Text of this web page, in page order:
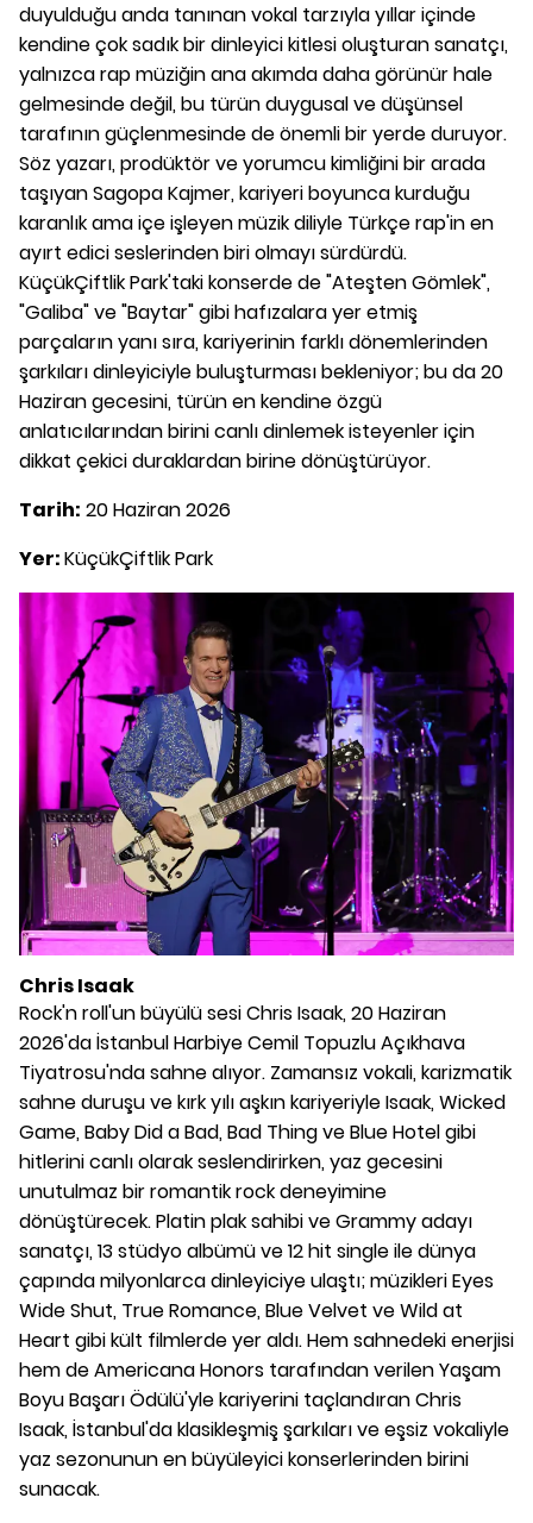
duyulduğu anda tanınan vokal tarzıyla yıllar içinde
kendine çok sadık bir dinleyici kitlesi oluşturan sanatçı,
yalnızca rap müziğin ana akımda daha görünür hale
gelmesinde değil, bu türün duygusal ve düşünsel
tarafının güçlenmesinde de önemli bir yerde duruyor.
Söz yazarı, prodüktör ve yorumcu kimliğini bir arada
taşıyan Sagopa Kajmer, kariyeri boyunca kurduğu
karanlık ama içe işleyen müzik diliyle Türkçe rap'in en
ayırt edici seslerinden biri olmayı sürdürdü.
KüçükÇiftlik Park'taki konserde de "Ateşten Gömlek",
"Galiba" ve "Baytar" gibi hafızalara yer etmiş
parçaların yanı sıra, kariyerinin farklı dönemlerinden
şarkıları dinleyiciyle buluşturması bekleniyor; bu da 20
Haziran gecesini, türün en kendine özgü
anlatıcılarından birini canlı dinlemek isteyenler için
dikkat çekici duraklardan birine dönüştürüyor.
Tarih: 20 Haziran 2026
Yer:KüçükÇiftlik Park
Chris Isaak
Rock'n roll'un büyülü sesi Chris Isaak, 20 Haziran
2026'da İstanbul Harbiye Cemil Topuzlu Açıkhava
Tiyatrosu'nda sahne alıyor. Zamansız vokali, karizmatik
sahne duruşu ve kırk yılı aşkın kariyeriyle Isaak, Wicked
Game, Baby Did a Bad, Bad Thing ve Blue Hotel gibi
hitlerini canlı olarak seslendirirken, yaz gecesini
unutulmaz bir romantik rock deneyimine
dönüştürecek. Platin plak sahibi ve Grammy adayı
sanatçı, 13 stüdyo albümü ve 12 hit single ile dünya
çapında milyonlarca dinleyiciye ulaştı; müzikleri Eyes
Wide Shut, True Romance, Blue Velvet ve Wild at
Heart gibi kült filmlerde yer aldı. Hem sahnedeki enerjisi
hem de Americana Honors tarafından verilen Yaşam
Boyu Başarı Ödülü'yle kariyerini taçlandıran Chris
Isaak, İstanbul'da klasikleşmiş şarkıları ve eşsiz vokaliyle
yaz sezonunun en büyüleyici konserlerinden birini
sunacak.